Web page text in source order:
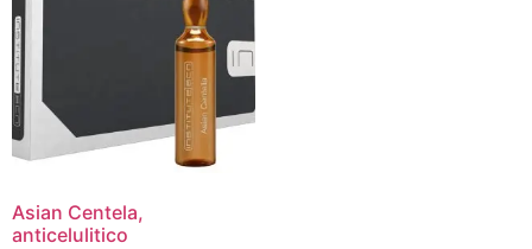
Asian Centela,
anticelulitico